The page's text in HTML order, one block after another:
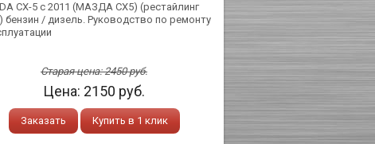
CX-5 c 2011 (МАЗДА СХ5) (рестайлинг
бензин / дизель. Руководство по ремонту
Старая цена:2450руб.
Цена: 2150 руб.
Заказать Купить в 1 клик